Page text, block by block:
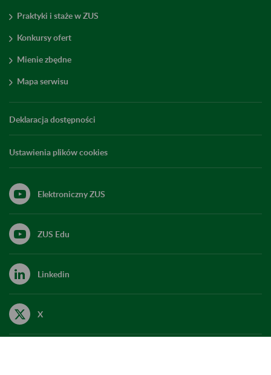
Praktyki i staże w ZUS
Konkursy ofert
Mienie zbędne
Mapa serwisu
Deklaracja dostępności
Ustawienia plików cookies
Elektroniczny ZUS
ZUS Edu
Linkedin
X